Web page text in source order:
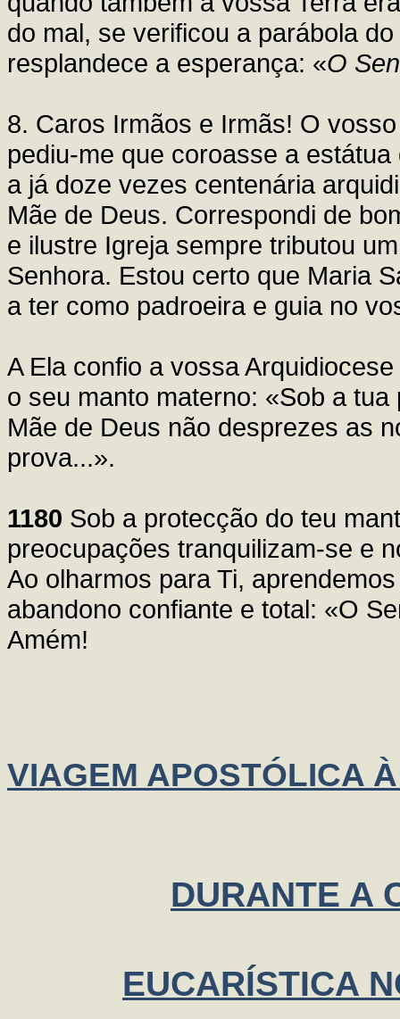
do mal, se verificou a parábola
resplandece a esperança: «O
8. Caros Irmãos e Irmãs! O
pediu-me que coroasse a
a já doze vezes centenária
Mãe de Deus. Correspondi de
e ilustre Igreja sempre tributou
Senhora. Estou certo que Maria
a ter como padroeira e guia no
A Ela confio a vossa
o seu manto materno: «Sob a
Mãe de Deus não desprezes as
prova...».
1180 Sob a protecção do teu
preocupações tranquilizam-se e
Ao olharmos para Ti,
abandono confiante e total: «O
Amém!
VIAGEM APOSTÓLICA
DURANTE A
EUCARÍSTICA